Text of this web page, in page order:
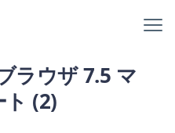
ラウザ 7.5 マ
(2)